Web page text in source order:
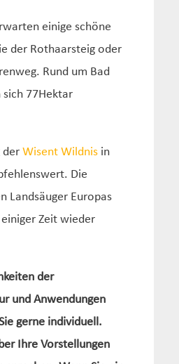
einige schöne
der Rothaarsteig oder
Rund um Bad
77Hektar
derWisent Wildnis in
Die
Landsäuger Europas
Zeit wieder
der
und Anwendungen
gerne individuell.
Ihre Vorstellungen